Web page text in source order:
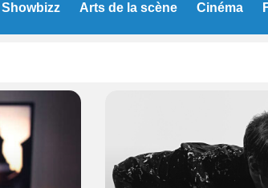
Showbizz Arts de la scène Cinéma